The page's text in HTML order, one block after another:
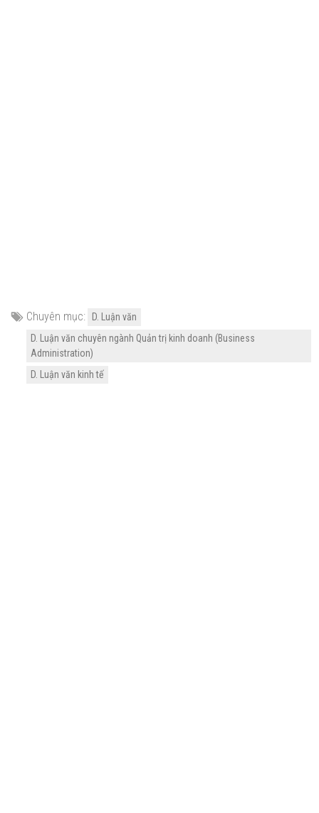
Chuyên mục:
D. Luận văn
D. Luận văn chuyên ngành Quản trị kinh doanh (Business
Administration)
D. Luận văn kinh tế